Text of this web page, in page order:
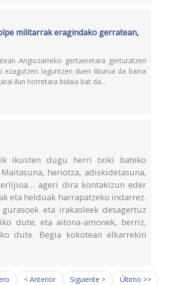
militarrak eragindako gerratean,
Angiozarreko gertaeretara gerturatzen
laguntzen duen liburua da baina
ilun horretara bidaia bat da...
ikusten dugu herri txiki bateko
heriotza, adiskidetasuna,
ageri dira kontakizun eder
eta helduak harrapatzeko indarrez.
eta irakasleek desagertuz
dute; eta aitona-amonek, berriz,
dute. Begia kokotean elkarrekin
< Anterior Siguiente > Último >>